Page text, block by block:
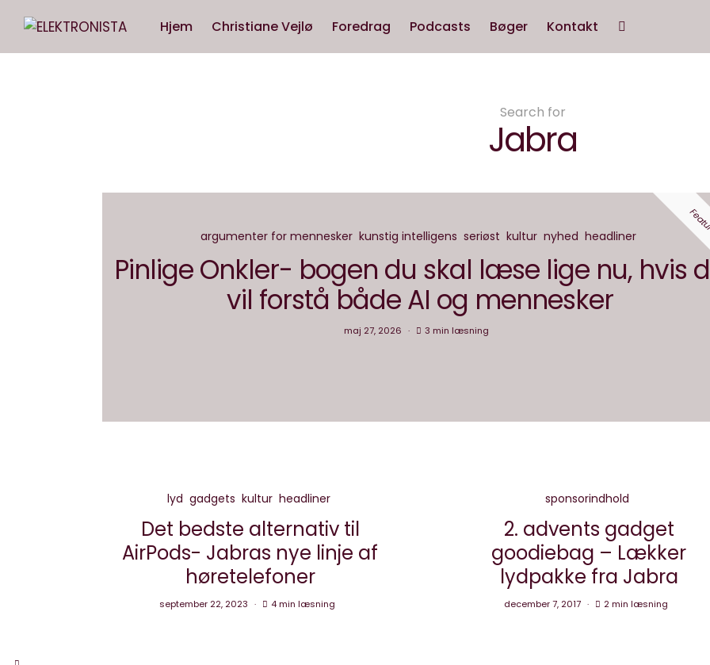
Hjem Christiane Vejlø Foredrag Podcasts Bøger Kontakt
Search for
Jabra
argumenter for mennesker kunstig intelligens seriøst kultur nyhed headliner
Pinlige Onkler- bogen du skal læse lige nu, hvis
vil forstå både AI og mennesker
maj 27, 2026 3 min læsning
lyd gadgets kultur headliner
Det bedste alternativ til
AirPods- Jabras nye linje af
høretelefoner
september 22, 2023 4 min læsning
sponsorindhold
2. advents gadget
goodiebag – Lækker
lydpakke fra Jabra
december 7, 2017 2 min læsning